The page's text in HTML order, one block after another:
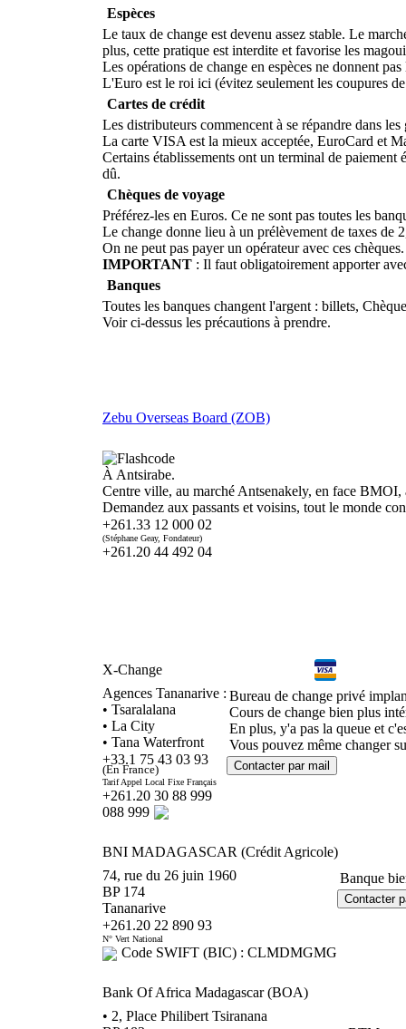
Espèces
Le taux de change est devenu assez stable. Le
plus, cette pratique est interdite et favorise les
Les opérations de change en espèces ne donnent
L'Euro est le roi ici (évitez seulement les coupures
Cartes de crédit
Les distributeurs commencent à se répandre dans
La carte VISA est la mieux acceptée, EuroCard et
Certains établissements ont un terminal de
dû.
Chèques de voyage
Préférez-les en Euros. Ce ne sont pas toutes les
Le change donne lieu à un prélèvement de taxes de
On ne peut pas payer un opérateur avec ces
IMPORTANT : Il faut obligatoirement apporter
Banques
Toutes les banques changent l'argent : billets,
Voir ci-dessus les précautions à prendre.
Zebu Overseas Board (ZOB)
À Antsirabe.
Centre ville, au marché Antsenakely, en face
Demandez aux passants et voisins, tout le monde
+261.33 12 000 02
(Stéphane Geay, Fondateur)
+261.20 44 492 04
X-Change
Agences Tananarive :
• Tsaralalana
• La City
• Tana Waterfront
+33.1 75 43 03 93
(En France)
Tarif Appel Local Fixe Français
+261.20 30 88 999
088 999
Bureau de change privé
Cours de change bien plus
En plus, y'a pas la queue et
Vous pouvez même changer
BNI MADAGASCAR (Crédit Agricole)
74, rue du 26 juin 1960
BP 174
Tananarive
+261.20 22 890 93
N° Vert National
Code SWIFT (BIC) : CLMDMGMG
Banque
Bank Of Africa Madagascar (BOA)
• 2, Place Philibert Tsiranana